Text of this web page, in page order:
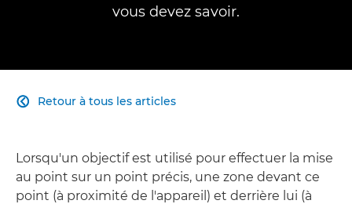
vous devez savoir.
Retour à tous les articles

Lorsqu'un objectif est utilisé pour effectuer la mise
au point sur un point précis, une zone devant ce
point (à proximité de l'appareil) et derrière lui (à